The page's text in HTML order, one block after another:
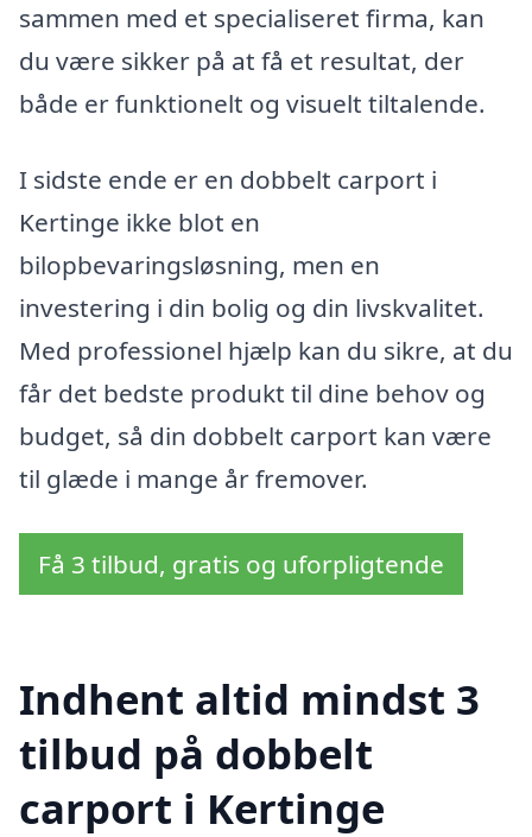
sammen med et specialiseret firma, kan
du være sikker på at få et resultat, der
både er funktionelt og visuelt tiltalende.
I sidste ende er en dobbelt carport i
Kertinge ikke blot en
bilopbevaringsløsning, men en
investering i din bolig og din livskvalitet.
Med professionel hjælp kan du sikre, at du
får det bedste produkt til dine behov og
budget, så din dobbelt carport kan være
til glæde i mange år fremover.
Få 3 tilbud, gratis og uforpligtende
Indhent altid mindst 3
tilbud på dobbelt
carport i Kertinge